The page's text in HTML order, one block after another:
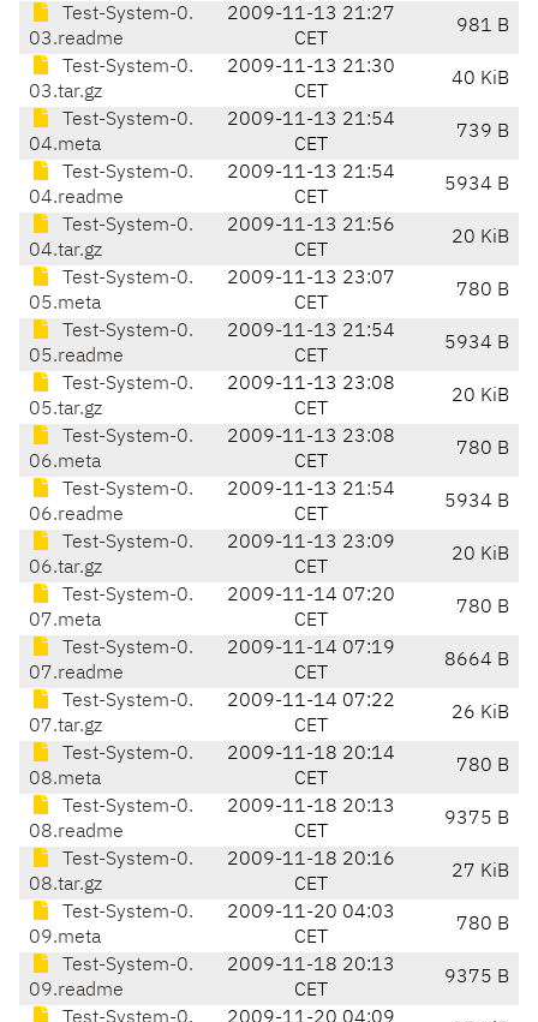
Test-System-0.
03.readme
2009-11-13 21:27
CET
981 B
Test-System-0.
03.tar.gz
2009-11-13 21:30
CET
40 KiB
Test-System-0.
04.meta
2009-11-13 21:54
CET
739 B
Test-System-0.
04.readme
2009-11-13 21:54
CET
5934 B
Test-System-0.
04.tar.gz
2009-11-13 21:56
CET
20 KiB
Test-System-0.
05.meta
2009-11-13 23:07
CET
780 B
Test-System-0.
05.readme
2009-11-13 21:54
CET
5934 B
Test-System-0.
05.tar.gz
2009-11-13 23:08
CET
20 KiB
Test-System-0.
06.meta
2009-11-13 23:08
CET
780 B
Test-System-0.
06.readme
2009-11-13 21:54
CET
5934 B
Test-System-0.
06.tar.gz
2009-11-13 23:09
CET
20 KiB
Test-System-0.
07.meta
2009-11-14 07:20
CET
780 B
Test-System-0.
07.readme
2009-11-14 07:19
CET
8664 B
Test-System-0.
07.tar.gz
2009-11-14 07:22
CET
26 KiB
Test-System-0.
08.meta
2009-11-18 20:14
CET
780 B
Test-System-0.
08.readme
2009-11-18 20:13
CET
9375 B
Test-System-0.
08.tar.gz
2009-11-18 20:16
CET
27 KiB
Test-System-0.
09.meta
2009-11-20 04:03
CET
780 B
Test-System-0.
09.readme
2009-11-18 20:13
CET
9375 B